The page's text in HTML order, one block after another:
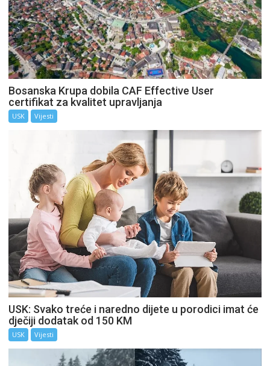
Bosanska Krupa dobila CAF Effective User
certifikat za kvalitet upravljanja
USK Vijesti
USK: Svako treće i naredno dijete u porodici imat će
dječiji dodatak od 150 KM
USK Vijesti